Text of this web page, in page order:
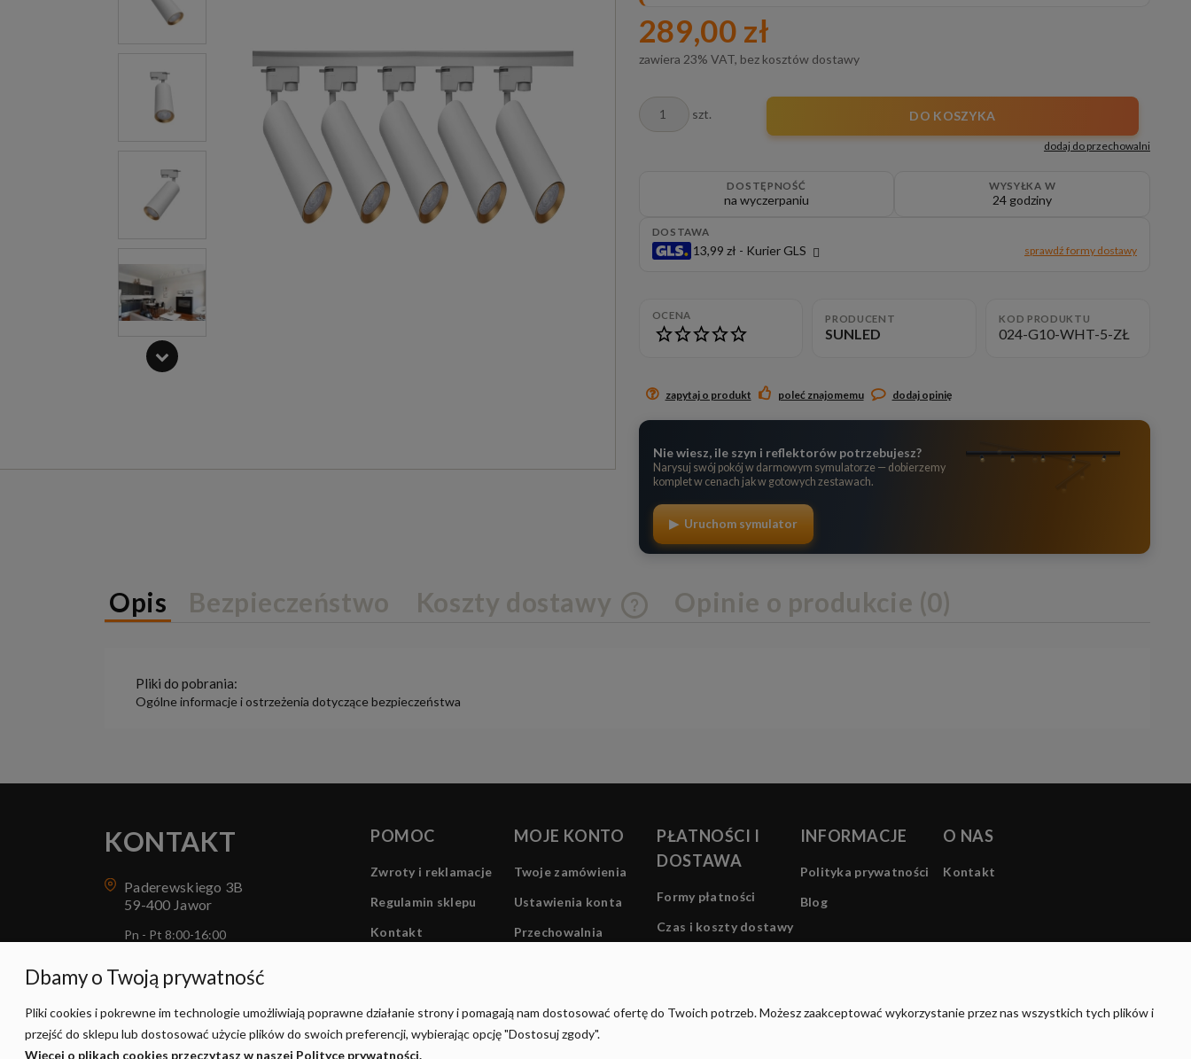
289,00 zł
zawiera 23% VAT, bez kosztów dostawy
szt. DO KOSZYKA
dodaj do przechowalni
DOSTĘPNOŚĆ
na wyczerpaniu
WYSYŁKA W
24 godziny
DOSTAWA
13,99 zł - Kurier GLS sprawdź formy dostawy
OCENA PRODUCENT
SUNLED
KOD PRODUKTU
024-G10-WHT-5-ZŁ
zapytaj o produkt poleć znajomemu dodaj opinię
Nie wiesz, ile szyn i reflektorów potrzebujesz?
Narysuj swój pokój w darmowym symulatorze — dobierzemy
komplet w cenach jak w gotowych zestawach.
▶ Uruchom symulator
Opis Bezpieczeństwo Koszty dostawy Opinie o produkcie (0)
Pliki do pobrania:
Ogólne informacje i ostrzeżenia dotyczące bezpieczeństwa
KONTAKT
Paderewskiego 3B
59-400 Jawor
Pn - Pt 8:00-16:00
POMOC
Zwroty i reklamacje
Regulamin sklepu
Kontakt
MOJE KONTO
Twoje zamówienia
Ustawienia konta
Przechowalnia
PŁATNOŚCI I
DOSTAWA
Formy płatności
Czas i koszty dostawy
INFORMACJE
Polityka prywatności
Blog
O NAS
Kontakt
Dbamy o Twoją prywatność
Pliki cookies i pokrewne im technologie umożliwiają poprawne działanie strony i pomagają nam dostosować ofertę do Twoich potrzeb. Możesz zaakceptować wykorzystanie przez nas wszystkich tych plików i
przejść do sklepu lub dostosować użycie plików do swoich preferencji, wybierając opcję "Dostosuj zgody".
Więcej o plikach cookies przeczytasz w naszej Polityce prywatności.